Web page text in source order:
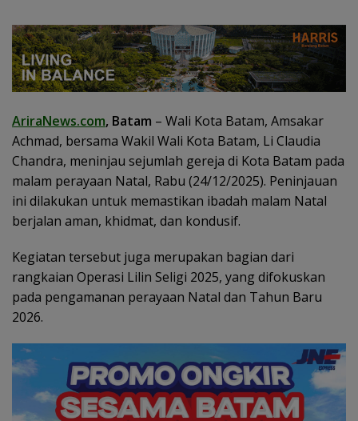
AriraNews.com, Batam – Wali Kota Batam, Amsakar
Achmad, bersama Wakil Wali Kota Batam, Li Claudia
Chandra, meninjau sejumlah gereja di Kota Batam pada
malam perayaan Natal, Rabu (24/12/2025). Peninjauan
ini dilakukan untuk memastikan ibadah malam Natal
berjalan aman, khidmat, dan kondusif.
Kegiatan tersebut juga merupakan bagian dari
rangkaian Operasi Lilin Seligi 2025, yang difokuskan
pada pengamanan perayaan Natal dan Tahun Baru
2026.